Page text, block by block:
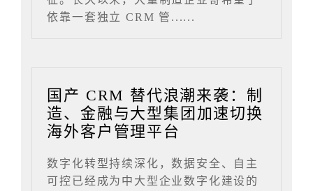
依靠一套独立 CRM 管......
国产 CRM 替代浪潮来袭：制
造、金融与大型集团加速切换
海外客户管理平台
数字化转型持续深化，数据安全、自主
可控已经成为中大型企业数字化建设的